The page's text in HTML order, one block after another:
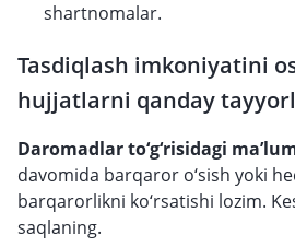
shartnomalar.
Tasdiqlash imkoniyatini
hujjatlarni qanday
Daromadlar to‘g‘risidagi
davomida barqaror o‘sish yoki
barqarorlikni ko‘rsatishi lozim.
saqlaning.